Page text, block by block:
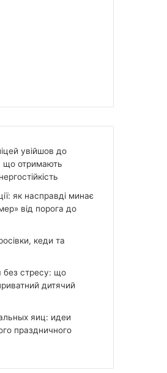
увійшов до
що отримають
як насправді минає
від порога до
кеди та
без стресу: що
дитячий
яиц: идеи
праздничного